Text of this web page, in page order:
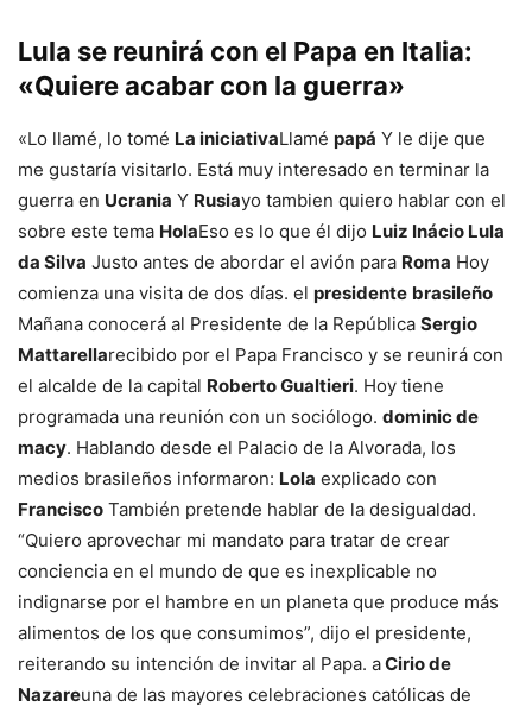
Lula se reunirá con el Papa en Italia:
«Quiere acabar con la guerra»
«Lo llamé, lo tomé La iniciativaLlamé papá Y le dije que
me gustaría visitarlo. Está muy interesado en terminar la
guerra en Ucrania Y Rusiayo tambien quiero hablar con el
sobre este tema HolaEso es lo que él dijo Luiz Inácio Lula
da Silva Justo antes de abordar el avión para Roma Hoy
comienza una visita de dos días. el presidente brasileño
Mañana conocerá al Presidente de la República Sergio
Mattarellarecibido por el Papa Francisco y se reunirá con
el alcalde de la capital Roberto Gualtieri. Hoy tiene
programada una reunión con un sociólogo. dominic de
macy. Hablando desde el Palacio de la Alvorada, los
medios brasileños informaron: Lola explicado con
Francisco También pretende hablar de la desigualdad.
“Quiero aprovechar mi mandato para tratar de crear
conciencia en el mundo de que es inexplicable no
indignarse por el hambre en un planeta que produce más
alimentos de los que consumimos”, dijo el presidente,
reiterando su intención de invitar al Papa. aCirio de
Nazareuna de las mayores celebraciones católicas de